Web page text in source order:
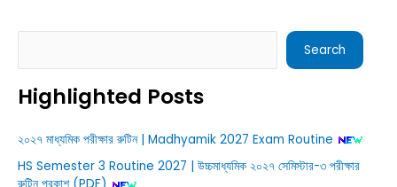
Search
Highlighted Posts
২০২৭ মাধ্যমিক পরীক্ষার রুটিন | Madhyamik 2027 Exam Routine
HS Semester 3 Routine 2027 | উচ্চমাধ্যমিক ২০২৭ সেমিস্টার-৩ পরীক্ষার